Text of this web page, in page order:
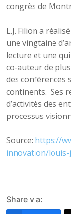
congrès de
L.J. Filion a
une vingtaine
lecture et une
co-auteur de
des conférences
continents. Ses
d’activités des
processus
Source: https://
innovation/louis-
Share via: